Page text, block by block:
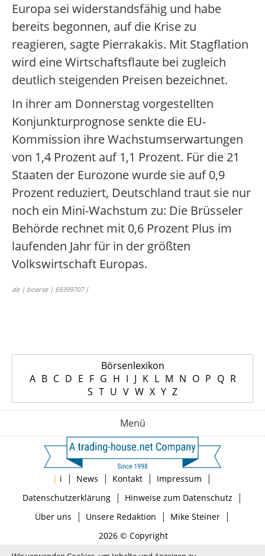
Europa sei widerstandsfähig und habe
bereits begonnen, auf die Krise zu
reagieren, sagte Pierrakakis. Mit Stagflation
wird eine Wirtschaftsflaute bei zugleich
deutlich steigenden Preisen bezeichnet.
In ihrer am Donnerstag vorgestellten
Konjunkturprognose senkte die EU-
Kommission ihre Wachstumserwartungen
von 1,4 Prozent auf 1,1 Prozent. Für die 21
Staaten der Eurozone wurde sie auf 0,9
Prozent reduziert, Deutschland traut sie nur
noch ein Mini-Wachstum zu: Die Brüsseler
Behörde rechnet mit 0,6 Prozent Plus im
laufenden Jahr für in der größten
Volkswirtschaft Europas.
de | boerse | 69399707 |
Börsenlexikon
A B C D E F G H I J K L M N O P Q R
S T U V W X Y Z
Menü
| i | News | Kontakt | Impressum |
Datenschutzerklärung| Hinweise zum Datenschutz |
Über uns | Unsere Redaktion | Mike Steiner|
2026 © Copyright